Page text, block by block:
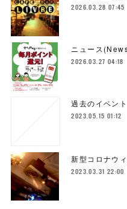
2026.03.28 07:45
ニュース
2026.03.27 04:18
過去のイベン
2023.05.15 01:12
新型コロナウ
2023.03.31 22:00